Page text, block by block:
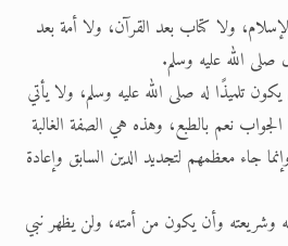
ولا كتاب بعد القرآن، ولا أمة بعد
صلى الله عليه وسلم.
تلميذًا له صلى الله عليه وسلم، ولا يأتي
نعم بالطبع، وهذه هي الصفة الغالبة
جاء معظمهم لتجديد الدين السابق وإعادة
وشريعته وأن يكون من أمته، ولن يظهر نبي